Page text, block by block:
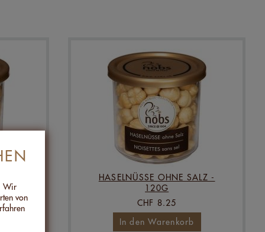
HASELNÜSSE OHNE SALZ -
120G
CHF 8.25
In den Warenkorb
Wir
von